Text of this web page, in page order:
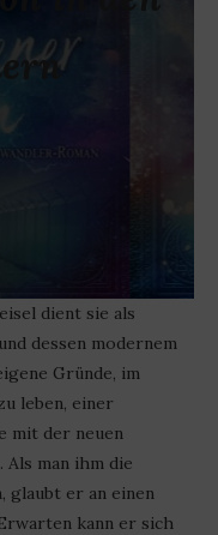
dient sie als
dessen modernem
Gründe, im
leben, einer
mit der neuen
man ihm die
glaubt er an einen
kann er sich